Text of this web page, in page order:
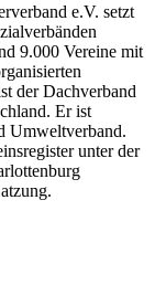
e.V. setzt
9.000 Vereine mit
der Dachverband
Er ist
Umweltverband.
unter der